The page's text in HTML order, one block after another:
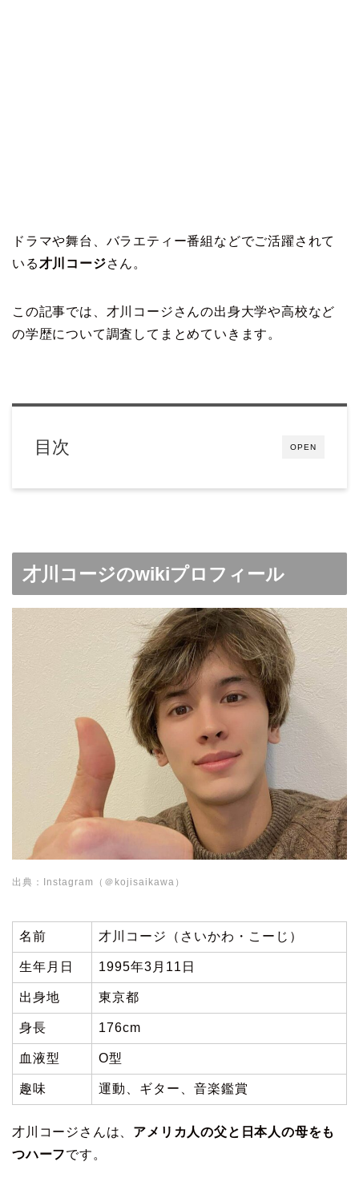
ドラマや舞台、バラエティー番組などでご活躍されて
いる 才川コージさん。
この記事では、才川コージさんの出身大学や高校など
の学歴について調査してまとめていきます。
OPEN
目次
才川コージのwikiプロフィール
出典：Instagram（＠kojisaikawa）
名前 才川コージ（さいかわ・こーじ）
生年月日 1995年3月11日
出身地 東京都
身長 176cm
血液型 O型
趣味 運動、ギター、音楽鑑賞
才川コージさんは、 アメリカ人の父と日本人の母をも
つハーフです。